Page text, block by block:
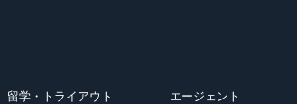
留学・トライアウト エージェント